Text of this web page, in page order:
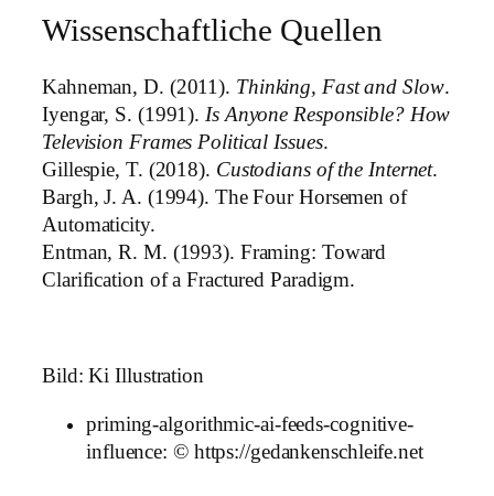
Wissenschaftliche Quellen
Kahneman, D. (2011). Thinking, Fast and Slow.
Iyengar, S. (1991). Is Anyone Responsible? How
Television Frames Political Issues.
Gillespie, T. (2018). Custodians of the Internet.
Bargh, J. A. (1994). The Four Horsemen of
Automaticity.
Entman, R. M. (1993). Framing: Toward
Clarification of a Fractured Paradigm.
Bild: Ki Illustration
priming-algorithmic-ai-feeds-cognitive-
influence: © https://gedankenschleife.net